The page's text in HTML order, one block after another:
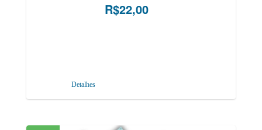
R$22,00
Detalhes